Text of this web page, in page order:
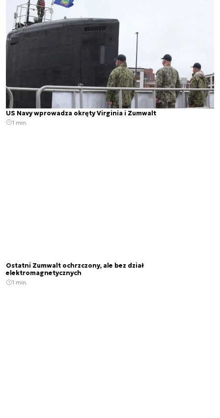
US Navy wprowadza okręty Virginia i Zumwalt
1 min.
Ostatni Zumwalt ochrzczony, ale bez dział
elektromagnetycznych
1 min.